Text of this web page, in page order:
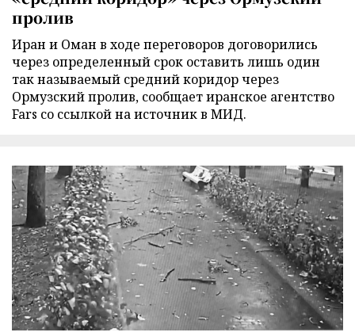
пролив
Иран и Оман в ходе переговоров договорились
через определенный срок оставить лишь один
так называемый средний коридор через
Ормузский пролив, сообщает иранское агентство
Fars со ссылкой на источник в МИД.